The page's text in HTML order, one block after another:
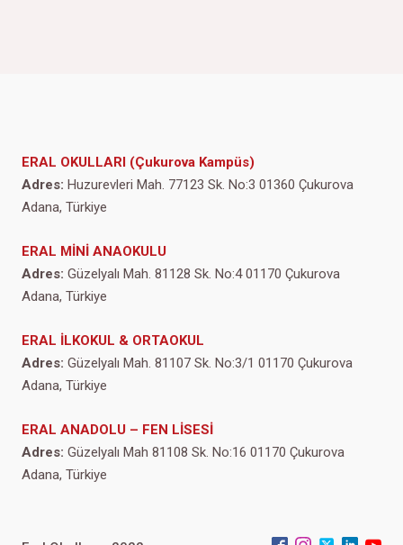
ERAL OKULLARI (Çukurova Kampüs)
Adres: Huzurevleri Mah. 77123 Sk. No:3 01360 Çukurova
Adana, Türkiye
ERAL MİNİ ANAOKULU
Adres: Güzelyalı Mah. 81128 Sk. No:4 01170 Çukurova
Adana, Türkiye
ERAL İLKOKUL & ORTAOKUL
Adres: Güzelyalı Mah. 81107 Sk. No:3/1 01170 Çukurova
Adana, Türkiye
ERAL ANADOLU – FEN LİSESİ
Adres: Güzelyalı Mah 81108 Sk. No:16 01170 Çukurova
Adana, Türkiye